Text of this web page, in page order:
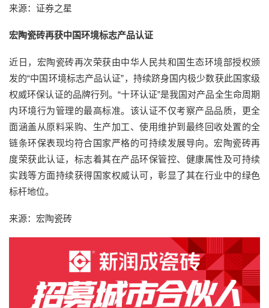
来源：证券之星
宏陶瓷砖再获中国环境标志产品认证
近日，宏陶瓷砖再次荣获由中华人民共和国生态环境部授权颁
发的“中国环境标志产品认证”，持续跻身国内极少数获此国家级
权威环保认证的品牌行列。“十环认证”是我国对产品全生命周期
内环境行为管理的最高标准。该认证不仅考察产品品质，更全
面涵盖从原料采购、生产加工、使用维护到最终回收处置的全
链条环保表现均符合国家严格的可持续发展导向。宏陶瓷砖再
度荣获此认证，标志着其在产品环保管控、健康属性及可持续
实践等方面持续获得国家权威认可，彰显了其在行业中的绿色
标杆地位。
来源：宏陶瓷砖